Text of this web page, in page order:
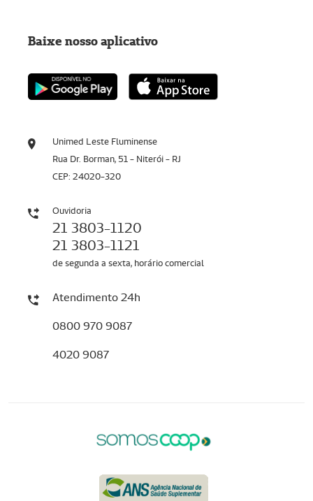
Unimed Leste Fluminense
Rua Dr. Borman, 51 - Niterói - RJ
CEP: 24020-320
Ouvidoria
21 3803-1120
21 3803-1121
de segunda a sexta, horário comercial
Atendimento 24h
0800 970 9087
4020 9087
Baixe nosso aplicativo